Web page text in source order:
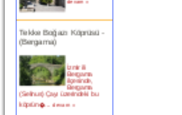
(Bergama)
Bergama
ilçesinde,
Bergama
(Selinus) Çayı üzerindeki bu
köprün�... devam »